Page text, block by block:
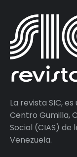
La revista SIC,
Centro Gumilla,
Social (CIAS) de
Venezuela.